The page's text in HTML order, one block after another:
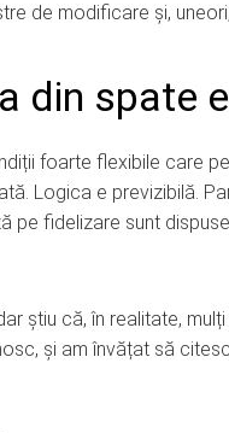
de modificare și,
din spate
foarte flexibile care
Logica e previzibilă.
fidelizare sunt
știu că, în realitate,
și am învățat să